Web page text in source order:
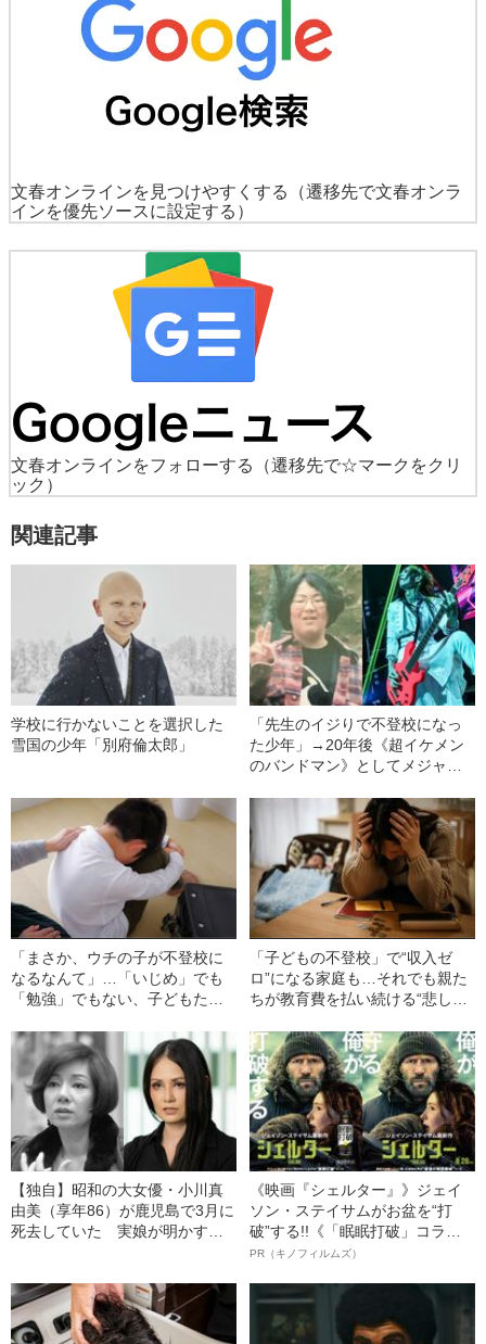
文春オンラインを見つけやすくする
（遷移先で文春オンラ
インを優先ソースに設定する）
文春オンラインをフォローする
（遷移先で☆マークをクリ
ック）
関連記事
学校に行かないことを選択した
雪国の少年「別府倫太郎」
「先生のイジりで不登校になっ
た少年」→20年後《超イケメン
のバンドマン》としてメジャー
彼が「幸せになれなかった」複
雑な事情
「まさか、ウチの子が不登校に
なるなんて」…「いじめ」でも
「勉強」でもない、子どもたち
「子どもの不登校」で“収入ゼ
ロ”になる家庭も…それでも親た
ちが教育費を払い続ける“悲しす
【独自】昭和の大女優・小川真
由美（享年86）が鹿児島で3月に
死去していた 実娘が明かす
《映画『シェルター』》ジェイ
ソン・ステイサムがお盆を“打
破”する!!《「眠眠打破」コラ
ボ》
PR（キノフィルムズ）